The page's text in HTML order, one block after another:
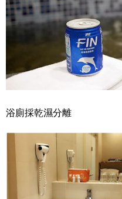
浴廁採乾濕分離